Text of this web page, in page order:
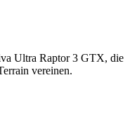
Ultra Raptor 3 GTX, die
vereinen.